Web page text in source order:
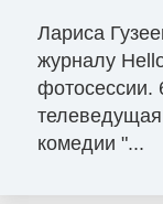
Лариса
журналу
фотосессии.
комедии "...